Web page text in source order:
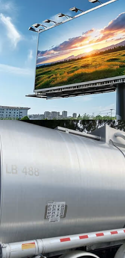
この記事では、基本的な概
い, 材料特性, 設計と製造プロ
および使用の比較の利点
ニウム.
PTP薬用
PTP薬用アルミ箔の構造: 保
航空宇宙アルミニ
技術の進歩の最前線で, 航空
T7751は、航空機の設計の
その高強度と重量の比率は、
となく体重を減らすことを
て最大の選択肢